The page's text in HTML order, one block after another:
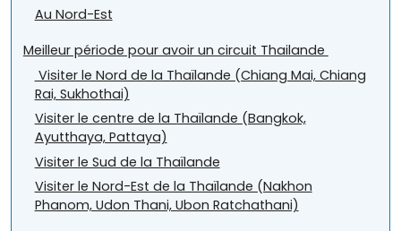
Au Nord-Est
Meilleur période pour avoir un circuit Thailande
Visiter le Nord de la Thaïlande (Chiang Mai, Chiang
Rai, Sukhothai)
Visiter le centre de la Thaïlande (Bangkok,
Ayutthaya, Pattaya)
Visiter le Sud de la Thaïlande
Visiter le Nord-Est de la Thaïlande (Nakhon
Phanom, Udon Thani, Ubon Ratchathani)